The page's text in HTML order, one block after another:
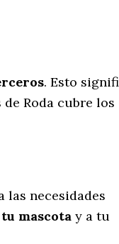
. Esto
Roda cubre los
las necesidades
mascota y a tu